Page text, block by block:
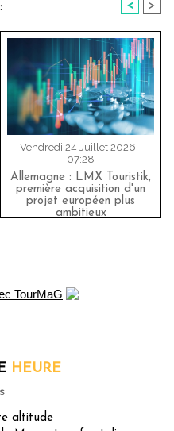
< >
Vendredi 24 Juillet 2026 -
07:28
Allemagne : LMX Touristik,
première acquisition d'un
projet européen plus
ambitieux
HEURE
altitude